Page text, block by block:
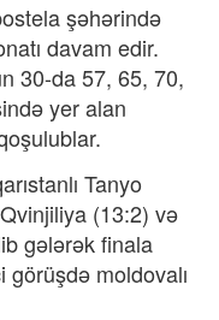
şəhərində
davam edir.
30-da 57, 65, 70,
yer alan
Tanyo
(13:2) və
gələrək finala
moldovalı